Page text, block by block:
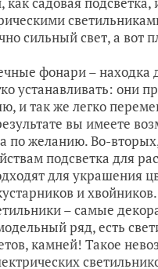
сильный свет, а вот
фонари – находка
устанавливать: они
и так же легко
вы имеете
по желанию. Во-
подсветка для
для украшения
и хвойников.
– самые
ряд, есть
камней! Такое